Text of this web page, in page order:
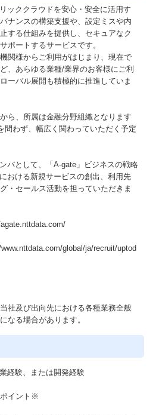
ッククラウドを安心・安全に活用す
ナンスの構築支援や、設定ミスや内
する仕組みを提供し、セキュアなク
ポートするサービスです。
関様からご利用がはじまり、現在で
、あらゆる業種/業界のお客様にご利
ーバル展開も積極的に推進していま
ら、所属は金融分野組織となります
問わず、幅広く関わっていただく予定
バとして、「A-gate」ビジネスの戦略
おける新規サービスの創出、利用先
・セールス活動を担っていただきま
global/ja/recruit/uptod
社及び出向先における各種業務全般
なる場合があります。
経験、または開発経験
イント※